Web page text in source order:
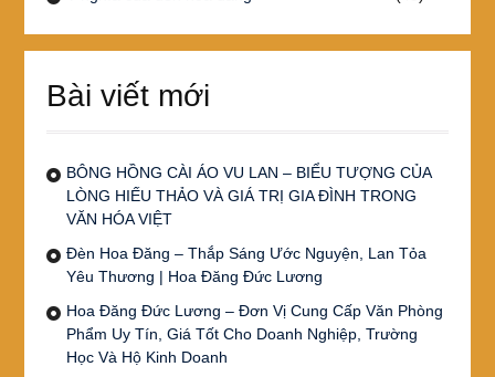
Bài viết mới
BÔNG HỒNG CÀI ÁO VU LAN – BIỂU TƯỢNG CỦA
LÒNG HIẾU THẢO VÀ GIÁ TRỊ GIA ĐÌNH TRONG
VĂN HÓA VIỆT
Đèn Hoa Đăng – Thắp Sáng Ước Nguyện, Lan Tỏa
Yêu Thương | Hoa Đăng Đức Lương
Hoa Đăng Đức Lương – Đơn Vị Cung Cấp Văn Phòng
Phẩm Uy Tín, Giá Tốt Cho Doanh Nghiệp, Trường
Học Và Hộ Kinh Doanh